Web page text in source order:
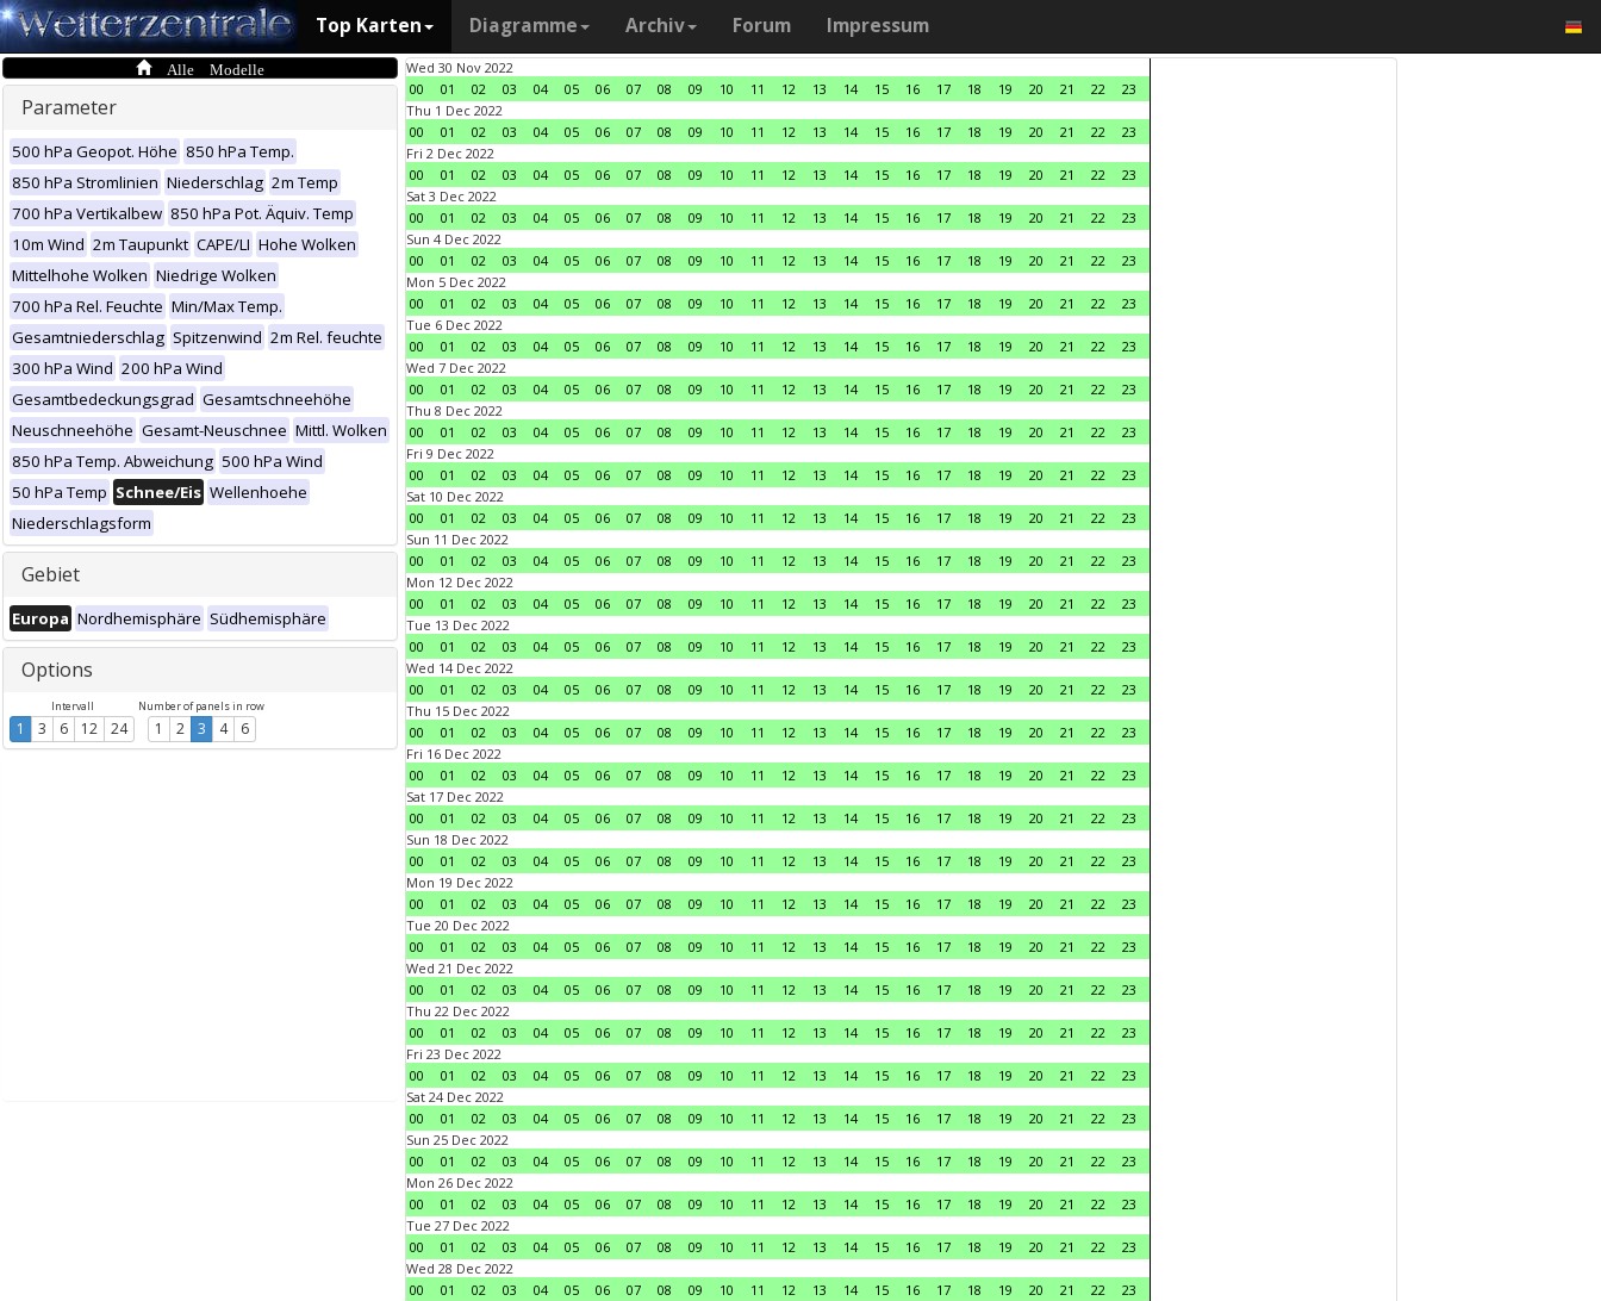
Top Karten Diagramme Archiv Forum Impressum
Alle Modelle
Parameter
500 hPa Geopot. Höhe 850 hPa Temp.
850 hPa Stromlinien Niederschlag 2m Temp
700 hPa Vertikalbew 850 hPa Pot. Äquiv. Temp
10m Wind 2m Taupunkt CAPE/LI Hohe Wolken
Mittelhohe Wolken Niedrige Wolken
700 hPa Rel. Feuchte Min/Max Temp.
Gesamtniederschlag Spitzenwind 2m Rel. feuchte
300 hPa Wind 200 hPa Wind
Gesamtbedeckungsgrad Gesamtschneehöhe
Neuschneehöhe Gesamt-Neuschnee Mittl. Wolken
850 hPa Temp. Abweichung 500 hPa Wind
50 hPa Temp Schnee/Eis Wellenhoehe
Niederschlagsform
Gebiet
Europa Nordhemisphäre Südhemisphäre
Options
Intervall
1 3 6 12 24
Number of panels in row
1 2 3 4 6
Wed 30 Nov 2022
00
01 02 03 04 05 06 07 08 09 10 11 12 13 14 15 16 17 18 19 20 21 22
23
Thu 1 Dec 2022
00
01 02 03 04 05 06 07 08 09 10 11 12 13 14 15 16 17 18 19 20 21 22
23
Fri 2 Dec 2022
00
01 02 03 04 05 06 07 08 09 10 11 12 13 14 15 16 17 18 19 20 21 22
23
Sat 3 Dec 2022
00
01 02 03 04 05 06 07 08 09 10 11 12 13 14 15 16 17 18 19 20 21 22
23
Sun 4 Dec 2022
00
01 02 03 04 05 06 07 08 09 10 11 12 13 14 15 16 17 18 19 20 21 22
23
Mon 5 Dec 2022
00
01 02 03 04 05 06 07 08 09 10 11 12 13 14 15 16 17 18 19 20 21 22
23
Tue 6 Dec 2022
00
01 02 03 04 05 06 07 08 09 10 11 12 13 14 15 16 17 18 19 20 21 22
23
Wed 7 Dec 2022
00
01 02 03 04 05 06 07 08 09 10 11 12 13 14 15 16 17 18 19 20 21 22
23
Thu 8 Dec 2022
00
01 02 03 04 05 06 07 08 09 10 11 12 13 14 15 16 17 18 19 20 21 22
23
Fri 9 Dec 2022
00
01 02 03 04 05 06 07 08 09 10 11 12 13 14 15 16 17 18 19 20 21 22
23
Sat 10 Dec 2022
00
01 02 03 04 05 06 07 08 09 10 11 12 13 14 15 16 17 18 19 20 21 22
23
Sun 11 Dec 2022
00
01 02 03 04 05 06 07 08 09 10 11 12 13 14 15 16 17 18 19 20 21 22
23
Mon 12 Dec 2022
00
01 02 03 04 05 06 07 08 09 10 11 12 13 14 15 16 17 18 19 20 21 22
23
Tue 13 Dec 2022
00
01 02 03 04 05 06 07 08 09 10 11 12 13 14 15 16 17 18 19 20 21 22
23
Wed 14 Dec 2022
00
01 02 03 04 05 06 07 08 09 10 11 12 13 14 15 16 17 18 19 20 21 22
23
Thu 15 Dec 2022
00
01 02 03 04 05 06 07 08 09 10 11 12 13 14 15 16 17 18 19 20 21 22
23
Fri 16 Dec 2022
00
01 02 03 04 05 06 07 08 09 10 11 12 13 14 15 16 17 18 19 20 21 22
23
Sat 17 Dec 2022
00
01 02 03 04 05 06 07 08 09 10 11 12 13 14 15 16 17 18 19 20 21 22
23
Sun 18 Dec 2022
00
01 02 03 04 05 06 07 08 09 10 11 12 13 14 15 16 17 18 19 20 21 22
23
Mon 19 Dec 2022
00
01 02 03 04 05 06 07 08 09 10 11 12 13 14 15 16 17 18 19 20 21 22
23
Tue 20 Dec 2022
00
01 02 03 04 05 06 07 08 09 10 11 12 13 14 15 16 17 18 19 20 21 22
23
Wed 21 Dec 2022
00
01 02 03 04 05 06 07 08 09 10 11 12 13 14 15 16 17 18 19 20 21 22
23
Thu 22 Dec 2022
00
01 02 03 04 05 06 07 08 09 10 11 12 13 14 15 16 17 18 19 20 21 22
23
Fri 23 Dec 2022
00
01 02 03 04 05 06 07 08 09 10 11 12 13 14 15 16 17 18 19 20 21 22
23
Sat 24 Dec 2022
00
01 02 03 04 05 06 07 08 09 10 11 12 13 14 15 16 17 18 19 20 21 22
23
Sun 25 Dec 2022
00
01 02 03 04 05 06 07 08 09 10 11 12 13 14 15 16 17 18 19 20 21 22
23
Mon 26 Dec 2022
00
01 02 03 04 05 06 07 08 09 10 11 12 13 14 15 16 17 18 19 20 21 22
23
Tue 27 Dec 2022
00
01 02 03 04 05 06 07 08 09 10 11 12 13 14 15 16 17 18 19 20 21 22
23
Wed 28 Dec 2022
00
01 02 03 04 05 06 07 08 09 10 11 12 13 14 15 16 17 18 19 20 21 22
23